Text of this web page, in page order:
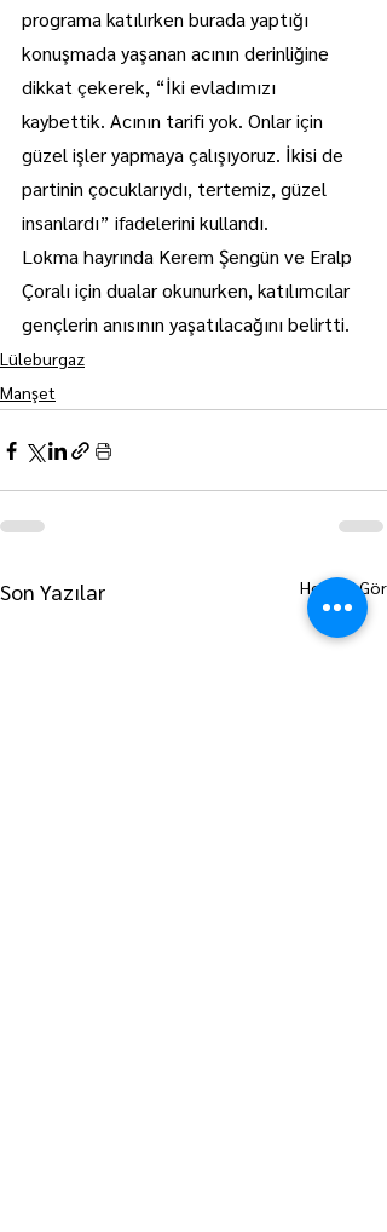
programa katılırken burada yaptığı
konuşmada yaşanan acının derinliğine
dikkat çekerek, “İki evladımızı
kaybettik. Acının tarifi yok. Onlar için
güzel işler yapmaya çalışıyoruz. İkisi de
partinin çocuklarıydı, tertemiz, güzel
insanlardı” ifadelerini kullandı.
Lokma hayrında Kerem Şengün ve Eralp
Çoralı için dualar okunurken, katılımcılar
gençlerin anısının yaşatılacağını belirtti.
Lüleburgaz
Manşet
Son Yazılar Hepsini Gör